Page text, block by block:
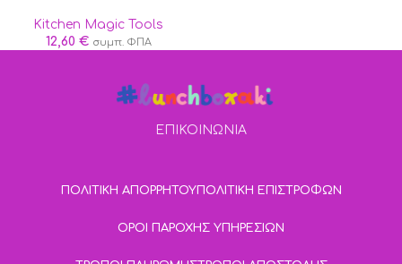
Kitchen Magic Tools
12,60 € συμπ. ΦΠΑ
ΕΠΙΚΟΙΝΩΝΙΑ
ΠΟΛΙΤΙΚΗ ΑΠΟΡΡΗΤΟΥΠΟΛΙΤΙΚΗ ΕΠΙΣΤΡΟΦΩΝ
ΟΡΟΙ ΠΑΡΟΧΗΣ ΥΠΗΡΕΣΙΩΝ